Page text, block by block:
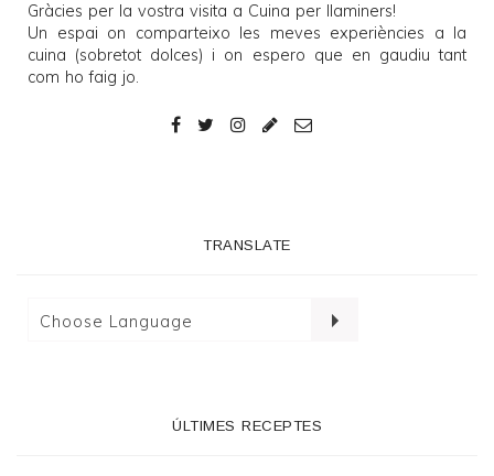
Gràcies per la vostra visita a Cuina per llaminers!
Un espai on comparteixo les meves experiències a la
cuina (sobretot dolces) i on espero que en gaudiu tant
com ho faig jo.
TRANSLATE
ÚLTIMES RECEPTES